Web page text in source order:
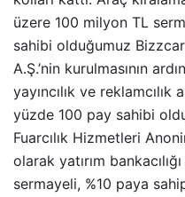
üzere 100 milyon TL
sahibi olduğumuz
A.Ş.’nin kurulmasının
yayıncılık ve
yüzde 100 pay sahibi
Fuarcılık Hizmetleri
olarak yatırım
sermayeli, %10 paya